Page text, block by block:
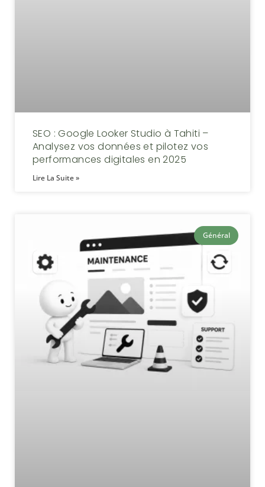
SEO : Google Looker Studio à Tahiti –
Analysez vos données et pilotez vos
performances digitales en 2025
Lire La Suite »
Général